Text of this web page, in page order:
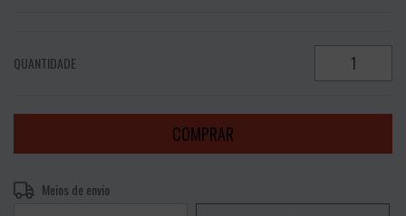
QUANTIDADE
Entregas para o CEP:
Meios de envio